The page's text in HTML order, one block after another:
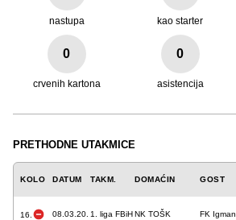
nastupa kao starter
0
crvenih kartona
0
asistencija
PRETHODNE UTAKMICE
KOLO DATUM TAKM. DOMAĆIN GOST
16. 08.03.20. 1. liga FBiHNK TOŠK FK Igman